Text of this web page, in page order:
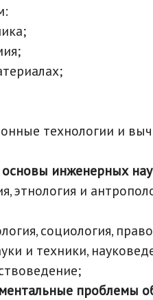
технологии и
инженерных
этнология и
социология,
и техники,
проблемы